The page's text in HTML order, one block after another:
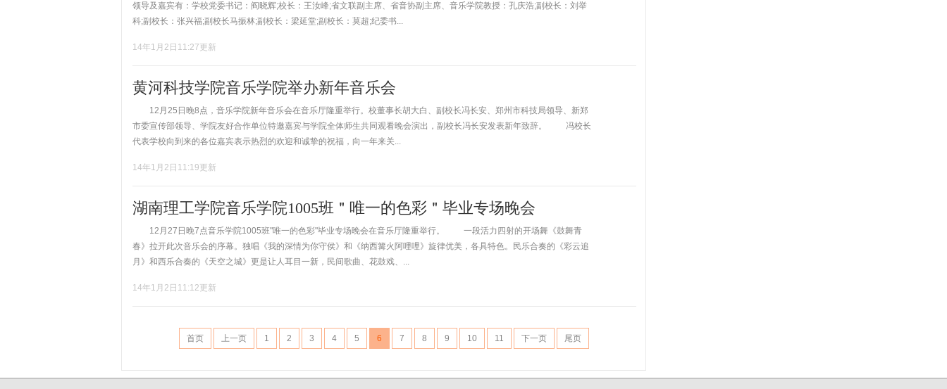
领导及嘉宾有：学校党委书记：阎晓辉;校长：王汝峰;省文联副主席、省音协副主席、音乐学院教授：孔庆浩;副校长：刘举
科;副校长：张兴福;副校长马振林;副校长：梁延堂;副校长：莫超;纪委书...
14年1月2日11:27更新
黄河科技学院音乐学院举办新年音乐会
12月25日晚8点，音乐学院新年音乐会在音乐厅隆重举行。校董事长胡大白、副校长冯长安、郑州市科技局领导、新郑
市委宣传部领导、学院友好合作单位特邀嘉宾与学院全体师生共同观看晚会演出，副校长冯长安发表新年致辞。 冯校长
代表学校向到来的各位嘉宾表示热烈的欢迎和诚挚的祝福，向一年来关...
14年1月2日11:19更新
湖南理工学院音乐学院1005班＂唯一的色彩＂毕业专场晚会
12月27日晚7点音乐学院1005班"唯一的色彩"毕业专场晚会在音乐厅隆重举行。 一段活力四射的开场舞《鼓舞青
春》拉开此次音乐会的序幕。独唱《我的深情为你守侯》和《纳西篝火阿哩哩》旋律优美，各具特色。民乐合奏的《彩云追
月》和西乐合奏的《天空之城》更是让人耳目一新，民间歌曲、花鼓戏、...
14年1月2日11:12更新
首页 上一页 1 2 3 4 5 6 7 8 9 10 11 下一页 尾页